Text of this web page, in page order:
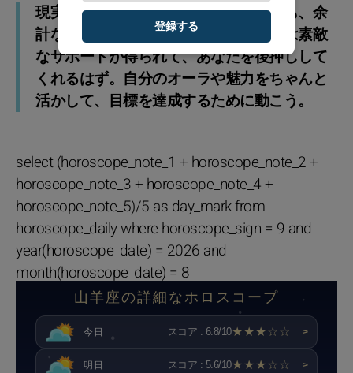
現実から少し離れたくなる日があっても、余
計なことまで気にしなくていい。今月は素敵
なサポートが得られて、あなたを後押しして
くれるはず。自分のオーラや魅力をちゃんと
活かして、目標を達成するために動こう。
select (horoscope_note_1 + horoscope_note_2 +
horoscope_note_3 + horoscope_note_4 +
horoscope_note_5)/5 as day_mark from
horoscope_daily where horoscope_sign = 9 and
year(horoscope_date) = 2026 and
month(horoscope_date) = 8
山羊座の詳細なホロスコープ
今日 スコア : 6.8/10★★★☆☆ >
明日 スコア : 5.6/10★★★☆☆ >
登録する